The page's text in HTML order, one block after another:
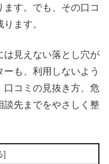
す。でも、その口コ
ます。
は見えない落とし穴が
も、利用しないよう
口コミの見抜き方、危
談先までをやさしく整